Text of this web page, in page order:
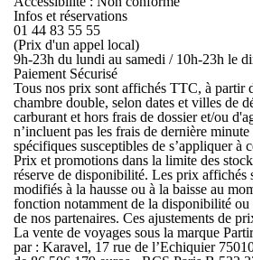
Infos et réservations
01 44 83 55 55
(Prix d'un appel local)
9h-23h du lundi au samedi / 10h-23h le
Paiement Sécurisé
Tous nos prix sont affichés TTC, à partir
chambre double, selon dates et villes de
carburant et hors frais de dossier et/ou
n’incluent pas les frais de dernière
spécifiques susceptibles de s’appliquer à
Prix et promotions dans la limite des
réserve de disponibilité. Les prix affichés
modifiés à la hausse ou à la baisse au
fonction notamment de la disponibilité
de nos partenaires. Ces ajustements de
La vente de voyages sous la marque
par : Karavel, 17 rue de l’Echiquier